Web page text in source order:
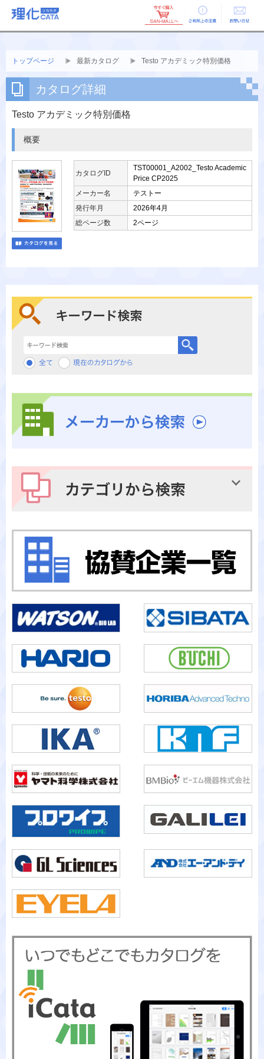
ご利用上の お問い合せ
トップページ 最新カタログ Testo アカデミック特別価格
カタログ詳細
Testo アカデミック特別価格
概要
カタログID
TST00001_A2002_Testo Academic
Price CP2025
メーカー名
テストー
発行年月
2026年4月
総ページ数
2ページ
キーワード検索